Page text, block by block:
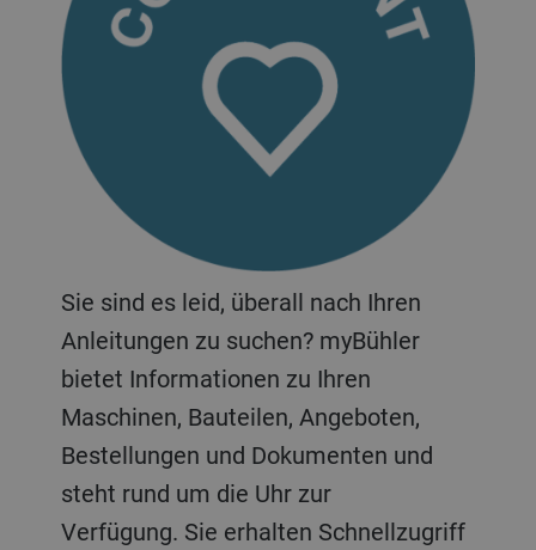
Sie sind es leid, überall nach Ihren
Anleitungen zu suchen? myBühler
bietet Informationen zu Ihren
Maschinen, Bauteilen, Angeboten,
Bestellungen und Dokumenten und
steht rund um die Uhr zur
Verfügung. Sie erhalten Schnellzugriff